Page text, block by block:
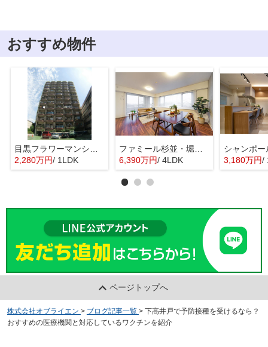
おすすめ物件
2,280万円/ 1LDK
6,390万円/ 4LDK 3,180万円/
ページトップへ
株式会社オブライエン > ブログ記事一覧 > 下高井戸で予防接種を受けるなら？
おすすめの医療機関と対応しているワクチンを紹介